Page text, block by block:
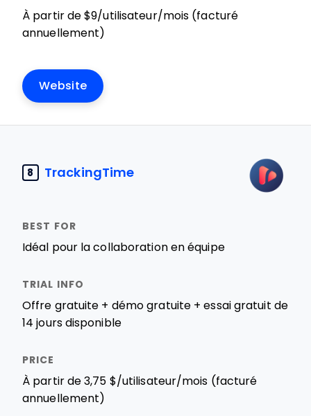
À partir de $9/utilisateur/mois (facturé
annuellement)
Website
8 TrackingTime
Idéal pour la collaboration en équipe
Offre gratuite + démo gratuite + essai gratuit de
14 jours disponible
À partir de 3,75 $/utilisateur/mois (facturé
annuellement)